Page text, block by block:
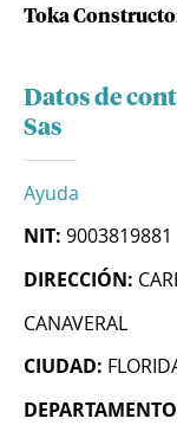
Toka
Datos de
Sas
Ayuda
NIT: 9003819881
DIRECCIÓN:
CANAVERAL
CIUDAD: